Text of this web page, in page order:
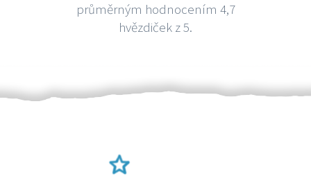
průměrným hodnocením 4,7
hvězdiček z 5.